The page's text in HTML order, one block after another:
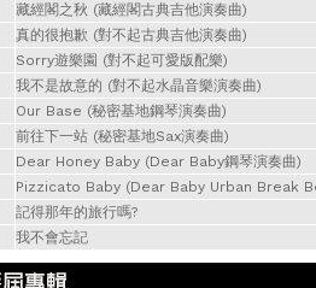
藏經閣之秋 (藏經閣古典吉他演奏曲)
真的很抱歉 (對不起古典吉他演奏曲)
Sorry遊樂園 (對不起可愛版配樂)
我不是故意的 (對不起水晶音樂演奏曲)
Our Base (秘密基地鋼琴演奏曲)
前往下一站 (秘密基地Sax演奏曲)
Dear Honey Baby (Dear Baby鋼琴演奏曲)
Pizzicato Baby (Dear Baby Urban Break
記得那年的旅行嗎?
我不會忘記